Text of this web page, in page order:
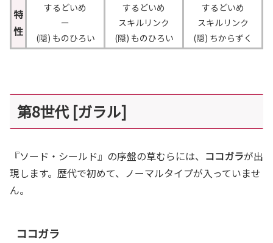
特
性
するどいめ
ー
(隠) ものひろい
するどいめ
スキルリンク
(隠) ものひろい
するどいめ
スキルリンク
(隠) ちからずく
第8世代 [ガラル]
『ソード・シールド』の序盤の草むらには、 ココガラが出
現します。歴代で初めて、ノーマルタイプが入っていませ
ん。
ココガラ